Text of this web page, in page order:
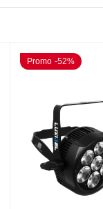
Promo -52%